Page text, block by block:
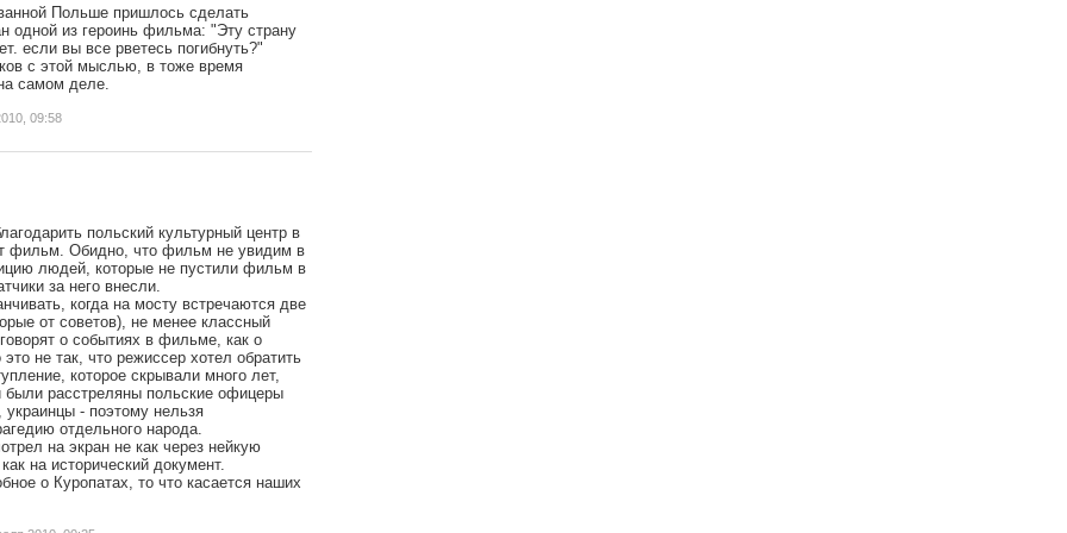
Польше пришлось сделать
одной из героинь фильма: "Эту страну
если вы все рветесь погибнуть?"
с этой мыслью, в тоже время
самом деле.
09:58
польский культурный центр в
фильм. Обидно, что фильм не увидим в
людей, которые не пустили фильм в
за него внесли.
когда на мосту встречаются две
от советов), не менее классный
о событиях в фильме, как о
не так, что режиссер хотел обратить
которое скрывали много лет,
расстреляны польские офицеры
- поэтому нельзя
отдельного народа.
на экран не как через нейкую
на исторический документ.
о Куропатах, то что касается наших